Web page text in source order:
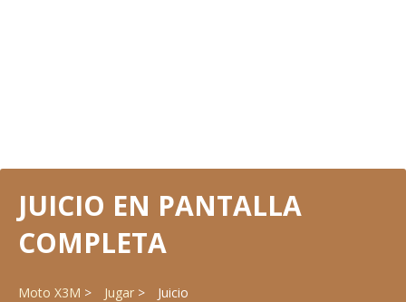
JUICIO EN PANTALLA
COMPLETA
Moto X3M Jugar Juicio